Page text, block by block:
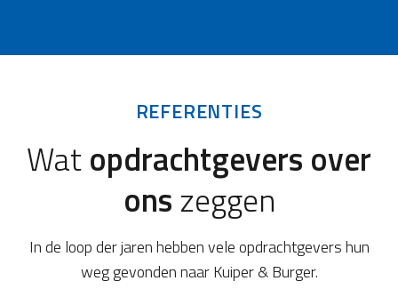
REFERENTIES
Watopdrachtgevers over
ons zeggen
In de loop der jaren hebben vele opdrachtgevers hun
weg gevonden naar Kuiper & Burger.